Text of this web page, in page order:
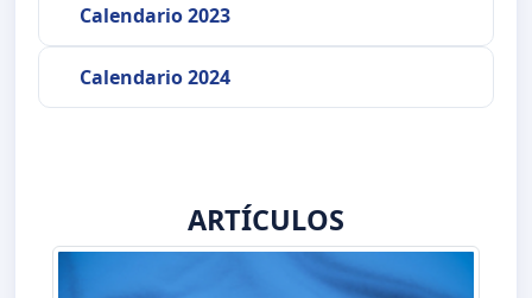
Calendario 2023
Calendario 2024
ARTÍCULOS